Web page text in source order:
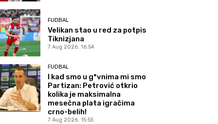
FUDBAL
Velikan stao u red za potpis
Tiknizjana
7 Aug 2026. 16:54
FUDBAL
I kad smo u g*vnima mi smo
Partizan: Petrović otkrio
kolika je maksimalna
mesečna plata igračima
crno-belih!
7 Aug 2026. 15:55